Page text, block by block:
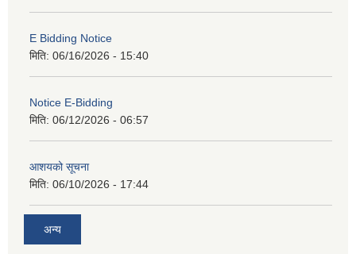
E Bidding Notice
मिति: 06/16/2026 - 15:40
Notice E-Bidding
मिति: 06/12/2026 - 06:57
आशयको सूचना
मिति: 06/10/2026 - 17:44
अन्य